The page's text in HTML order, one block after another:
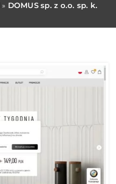
» DOMUS sp. z o.o. sp. k.